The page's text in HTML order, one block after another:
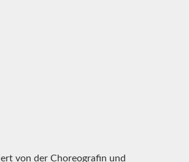
von der Choreografin und